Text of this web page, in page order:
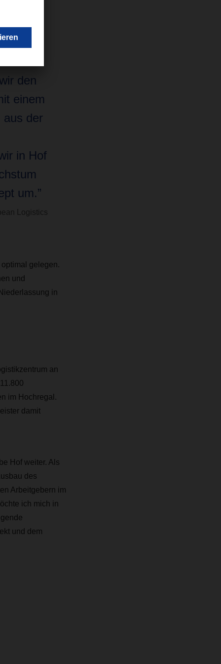
den
einem
aus der
in Hof
um.”
Logistics
gelegen.
und
in
an
im Hochregal.
damit
Hof weiter. Als
des
Arbeitgebern im
ich mich in
und dem